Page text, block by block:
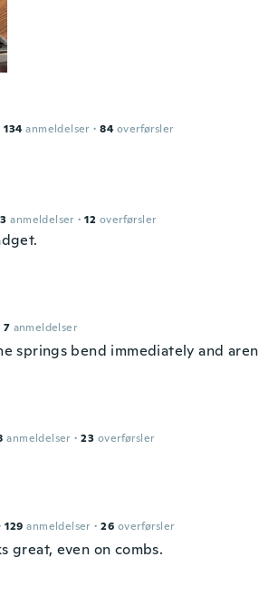
134 anmeldelser · 84 overførsler
anmeldelser · 12 overførsler
7 anmeldelser
springs bend immediately and
anmeldelser · 23 overførsler
129 anmeldelser · 26 overførsler
great, even on combs.